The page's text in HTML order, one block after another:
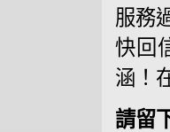
服務
快回
涵！
請留